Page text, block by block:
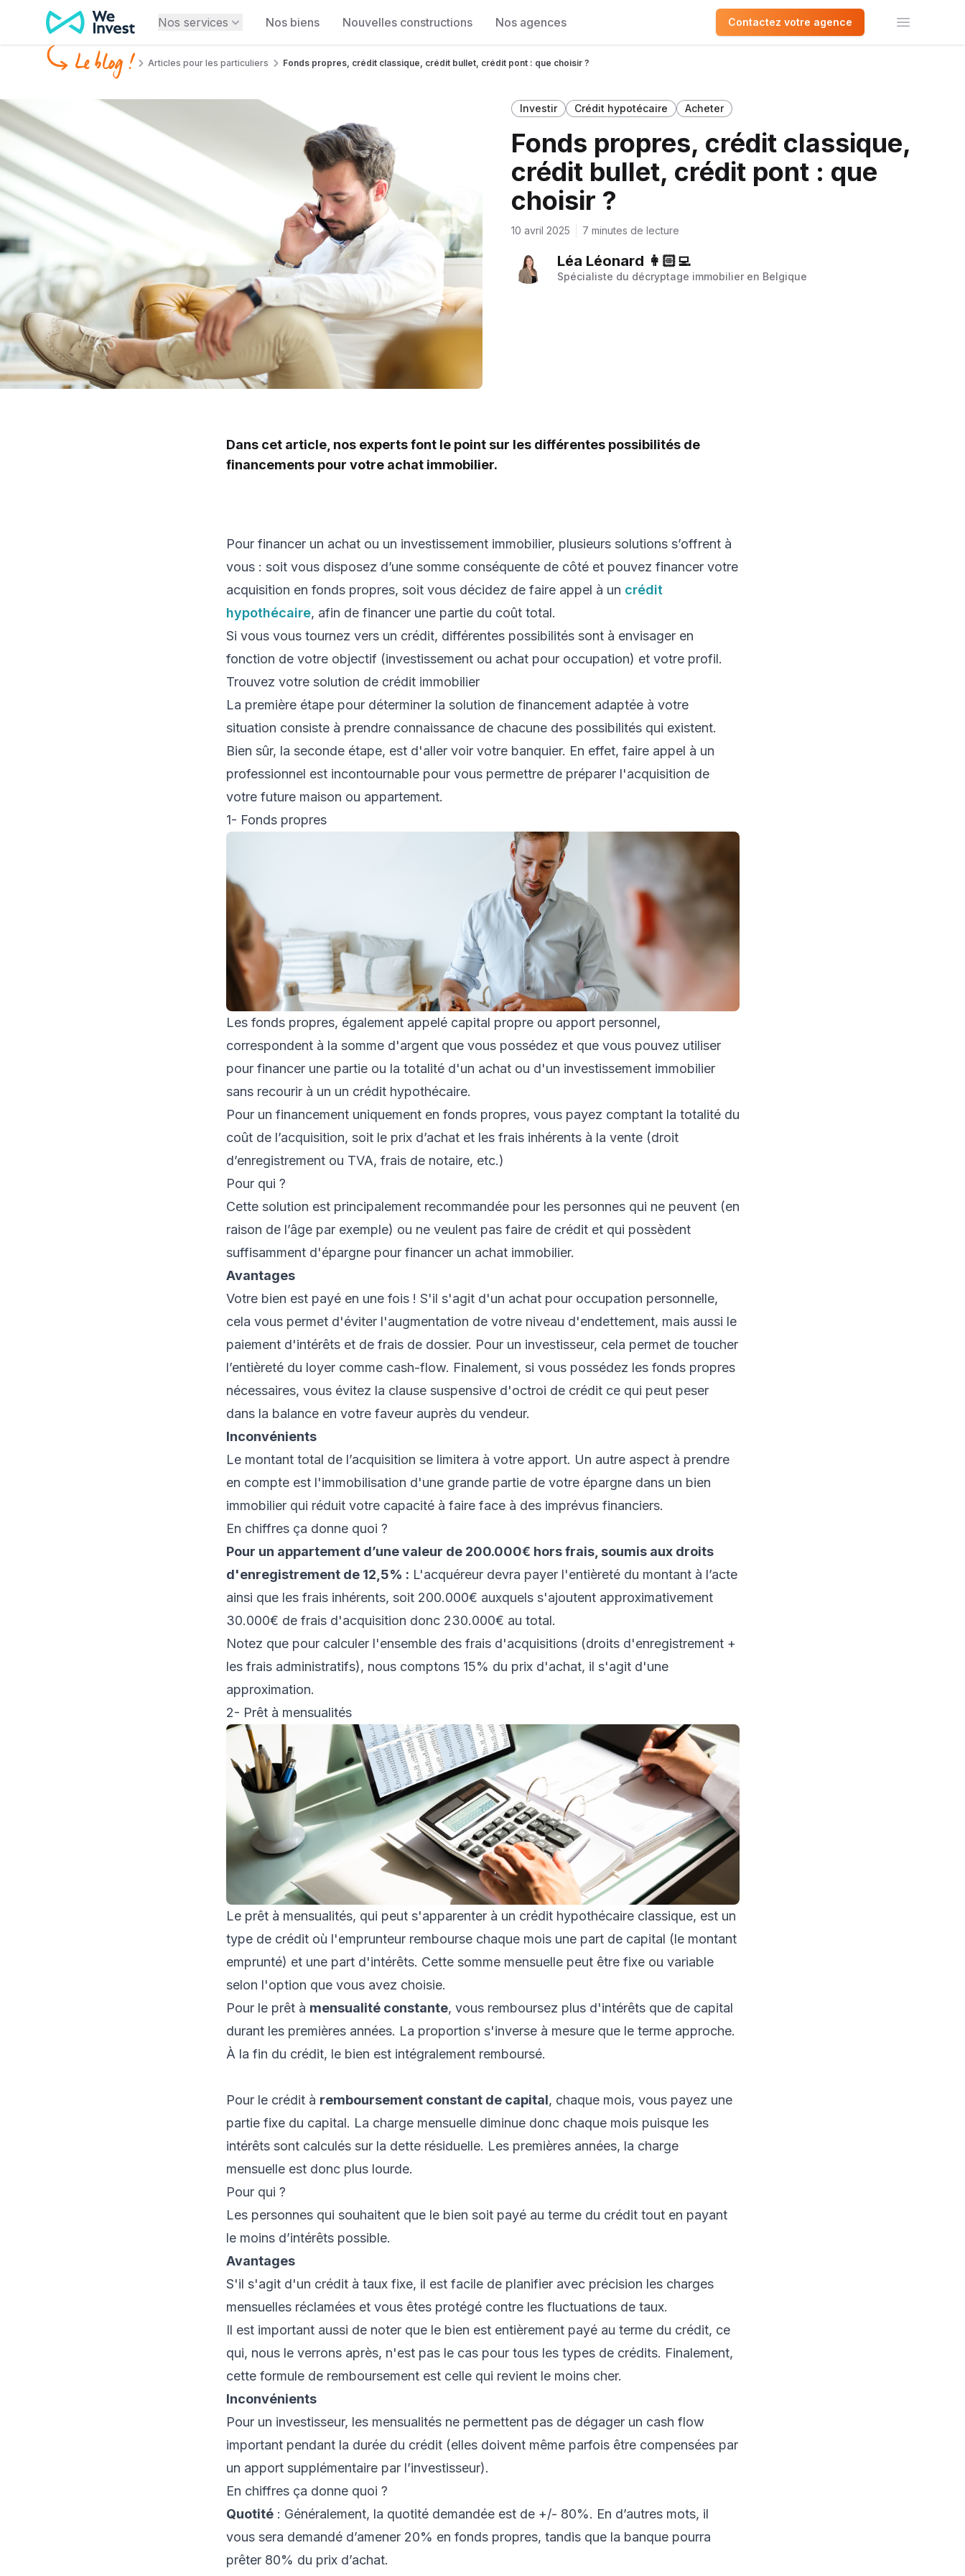
Aller au contenu
Nos services
Nos biens Nouvelles constructions Nos agences Contactez votre agence
Ouvrir le
Le blog ! Articles pour les particuliers Fonds propres, crédit classique, crédit bullet, crédit pont : que choisir ?
Investir Crédit hypotécaire Acheter
Fonds propres, crédit classique,
crédit bullet, crédit pont : que
choisir ?
10 avril 2025 7 minutes de lecture
Léa Léonard 👩🏻‍💻
Spécialiste du décryptage immobilier en Belgique
Dans cet article, nos experts font le point sur les différentes possibilités de
financements pour votre achat immobilier.
Pour financer un achat ou un investissement immobilier, plusieurs solutions s’offrent à
vous : soit vous disposez d’une somme conséquente de côté et pouvez financer votre
acquisition en fonds propres, soit vous décidez de faire appel à un crédit
hypothécaire, afin de financer une partie du coût total.
Si vous vous tournez vers un crédit, différentes possibilités sont à envisager en
fonction de votre objectif (investissement ou achat pour occupation) et votre profil.
Trouvez votre solution de crédit immobilier
La première étape pour déterminer la solution de financement adaptée à votre
situation consiste à prendre connaissance de chacune des possibilités qui existent.
Bien sûr, la seconde étape, est d'aller voir votre banquier. En effet, faire appel à un
professionnel est incontournable pour vous permettre de préparer l'acquisition de
votre future maison ou appartement.
1- Fonds propres
Les fonds propres, également appelé capital propre ou apport personnel,
correspondent à la somme d'argent que vous possédez et que vous pouvez utiliser
pour financer une partie ou la totalité d'un achat ou d'un investissement immobilier
sans recourir à un un crédit hypothécaire.
Pour un financement uniquement en fonds propres, vous payez comptant la totalité du
coût de l’acquisition, soit le prix d’achat et les frais inhérents à la vente (droit
d’enregistrement ou TVA, frais de notaire, etc.)
Pour qui ?
Cette solution est principalement recommandée pour les personnes qui ne peuvent (en
raison de l’âge par exemple) ou ne veulent pas faire de crédit et qui possèdent
suffisamment d'épargne pour financer un achat immobilier.
Avantages
Votre bien est payé en une fois ! S'il s'agit d'un achat pour occupation personnelle,
cela vous permet d'éviter l'augmentation de votre niveau d'endettement, mais aussi le
paiement d'intérêts et de frais de dossier. Pour un investisseur, cela permet de toucher
l’entièreté du loyer comme cash-flow. Finalement, si vous possédez les fonds propres
nécessaires, vous évitez la clause suspensive d'octroi de crédit ce qui peut peser
dans la balance en votre faveur auprès du vendeur.
Inconvénients
Le montant total de l’acquisition se limitera à votre apport. Un autre aspect à prendre
en compte est l'immobilisation d'une grande partie de votre épargne dans un bien
immobilier qui réduit votre capacité à faire face à des imprévus financiers.
En chiffres ça donne quoi ?
Pour un appartement d’une valeur de 200.000€ hors frais, soumis aux droits
d'enregistrement de 12,5% : L'acquéreur devra payer l'entièreté du montant à l’acte
ainsi que les frais inhérents, soit 200.000€ auxquels s'ajoutent approximativement
30.000€ de frais d'acquisition donc 230.000€ au total.
Notez que pour calculer l'ensemble des frais d'acquisitions (droits d'enregistrement +
les frais administratifs), nous comptons 15% du prix d'achat, il s'agit d'une
approximation.
2- Prêt à mensualités
Le prêt à mensualités, qui peut s'apparenter à un crédit hypothécaire classique, est un
type de crédit où l'emprunteur rembourse chaque mois une part de capital (le montant
emprunté) et une part d'intérêts. Cette somme mensuelle peut être fixe ou variable
selon l'option que vous avez choisie.
Pour le prêt à mensualité constante, vous remboursez plus d'intérêts que de capital
durant les premières années. La proportion s'inverse à mesure que le terme approche.
À la fin du crédit, le bien est intégralement remboursé.
Pour le crédit à remboursement constant de capital, chaque mois, vous payez une
partie fixe du capital. La charge mensuelle diminue donc chaque mois puisque les
intérêts sont calculés sur la dette résiduelle. Les premières années, la charge
mensuelle est donc plus lourde.
Pour qui ?
Les personnes qui souhaitent que le bien soit payé au terme du crédit tout en payant
le moins d’intérêts possible.
Avantages
S'il s'agit d'un crédit à taux fixe, il est facile de planifier avec précision les charges
mensuelles réclamées et vous êtes protégé contre les fluctuations de taux.
Il est important aussi de noter que le bien est entièrement payé au terme du crédit, ce
qui, nous le verrons après, n'est pas le cas pour tous les types de crédits. Finalement,
cette formule de remboursement est celle qui revient le moins cher.
Inconvénients
Pour un investisseur, les mensualités ne permettent pas de dégager un cash flow
important pendant la durée du crédit (elles doivent même parfois être compensées par
un apport supplémentaire par l’investisseur).
En chiffres ça donne quoi ?
Quotité: Généralement, la quotité demandée est de +/- 80%. En d’autres mots, il
vous sera demandé d’amener 20% en fonds propres, tandis que la banque pourra
prêter 80% du prix d’achat.